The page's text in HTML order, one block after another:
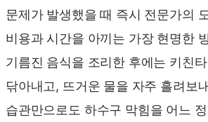
문제가 발생했을 때 즉시 전문가의
비용과 시간을 아끼는 가장 현명한
기름진 음식을 조리한 후에는 키친
닦아내고, 뜨거운 물을 자주 흘려보
습관만으로도 하수구 막힘을 어느